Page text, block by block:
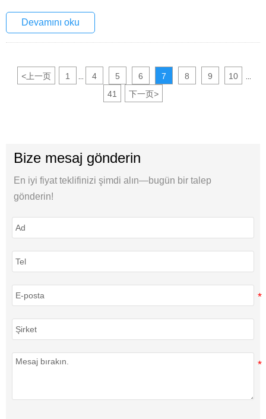
Devamını oku
<上一页 1 4 5 6 7 8 9 10
41 下一页>
Bize mesaj gönderin
En iyi fiyat teklifinizi şimdi alın—bugün bir talep
gönderin!